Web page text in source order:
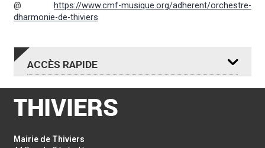
@
https://www.cmf-musique.org/adherent/orchestre-
dharmonie-de-thiviers
ACCÈS RAPIDE
RDV DEMANDE
CNI
Mairie de Thiviers